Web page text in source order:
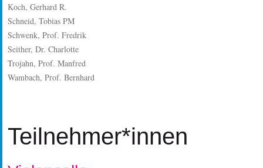
Koch, Gerhard R.
Schneid, Tobias PM
Schwenk, Prof. Fredrik
Seither, Dr. Charlotte
Trojahn, Prof. Manfred
Wambach, Prof. Bernhard
Teilnehmer*innen